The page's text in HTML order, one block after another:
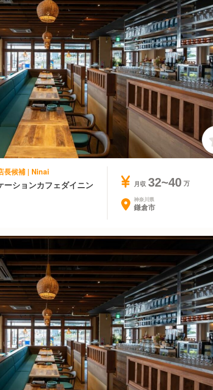
長候補 | Ninai
ーションカフェダイニン
月収 32~40
神奈川県
鎌倉市